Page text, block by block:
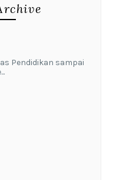
Pendidikan sampai